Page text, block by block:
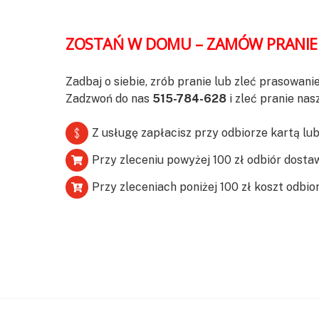
ZOSTAŃ W DOMU – ZAMÓW PRANIE
Zadbaj o siebie, zrób pranie lub zleć
Zadzwoń do nas 515-784-628 i zleć pranie
Z usługę zapłacisz przy odbiorze kartą
Przy zleceniu powyżej 100 zł odbiór
Przy zleceniach poniżej 100 zł koszt